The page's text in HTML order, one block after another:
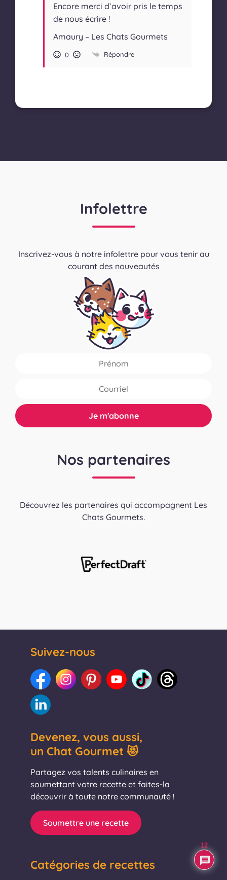
Encore merci d’avoir pris le temps
de nous écrire !
Amaury – Les Chats Gourmets
0 Répondre
Infolettre
Inscrivez-vous à notre infolettre pour vous tenir au
courant des nouveautés
Nos partenaires
Découvrez les partenaires qui accompagnent Les
Chats Gourmets.
Suivez-nous
Devenez, vous aussi,
un Chat Gourmet 😻
Partagez vos talents culinaires en
soumettant votre recette et faites-la
découvrir à toute notre communauté !
Soumettre une recette
Catégories de recettes
12